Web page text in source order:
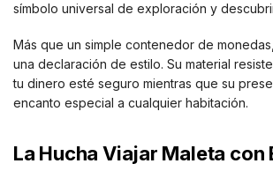
símbolo universal de exploración y
Más que un simple contenedor de
una declaración de estilo. Su material
tu dinero esté seguro mientras que su
encanto especial a cualquier habitación.
La Hucha Viajar Maleta con